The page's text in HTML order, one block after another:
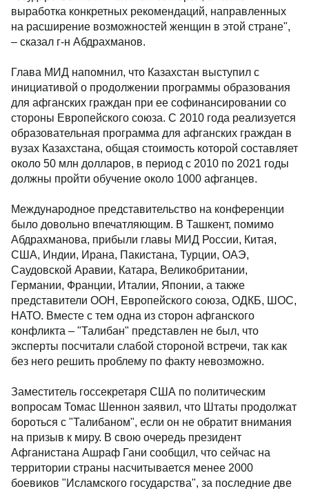
выработка конкретных рекомендаций, направленных
на расширение возможностей женщин в этой стране",
– сказал г-н Абдрахманов.
Глава МИД напомнил, что Казахстан выступил с
инициативой о продолжении программы образования
для афганских граждан при ее софинансировании со
стороны Европейского союза. С 2010 года реализуется
образовательная программа для афганских граждан в
вузах Казахстана, общая стоимость которой составляет
около 50 млн долларов, в период с 2010 по 2021 годы
должны пройти обучение около 1000 афганцев.
Международное представительство на конференции
было довольно впечатляющим. В Ташкент, помимо
Абдрахманова, прибыли главы МИД России, Китая,
США, Индии, Ирана, Пакистана, Турции, ОАЭ,
Саудовской Аравии, Катара, Великобритании,
Германии, Франции, Италии, Японии, а также
представители ООН, Европейского союза, ОДКБ, ШОС,
НАТО. Вместе с тем одна из сторон афганского
конфликта – "Талибан" представлен не был, что
эксперты посчитали слабой стороной встречи, так как
без него решить проблему по факту невозможно.
Заместитель госсекретаря США по политическим
вопросам Томас Шеннон заявил, что Штаты продолжат
бороться с "Талибаном", если он не обратит внимания
на призыв к миру. В свою очередь президент
Афганистана Ашраф Гани сообщил, что сейчас на
территории страны насчитывается менее 2000
боевиков "Исламского государства", за последние две